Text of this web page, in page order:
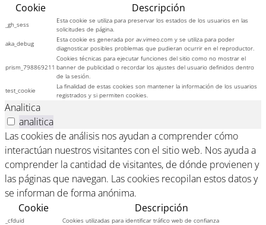
Cookie
Descripción
_gh_sess
Esta cookie se utiliza para preservar los estados de los usuarios en las
solicitudes de página.
aka_debug
Esta cookie es generada por av.vimeo.com y se utiliza para poder
diagnosticar posibles problemas que pudieran ocurrir en el reproductor.
prism_798869211
Cookies técnicas para ejecutar funciones del sitio como no mostrar el
banner de publicidad o recordar los ajustes del usuario definidos dentro
de la sesión.
test_cookie
La finalidad de estas cookies son mantener la información de los usuarios
registrados y si permiten cookies.
Analitica
analitica
Las cookies de análisis nos ayudan a comprender cómo
interactúan nuestros visitantes con el sitio web. Nos ayuda a
comprender la cantidad de visitantes, de dónde provienen y
las páginas que navegan. Las cookies recopilan estos datos y
se informan de forma anónima.
Cookie
Descripción
_cfduid Cookies utilizadas para identificar tráfico web de confianza